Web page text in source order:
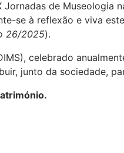
de Museologia
se à reflexão e viva
26/2025).
celebrado
junto da sociedade,